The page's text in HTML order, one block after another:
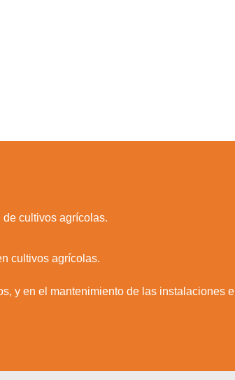
cultivos agrícolas.
cultivos agrícolas.
y en el mantenimiento de las instalaciones